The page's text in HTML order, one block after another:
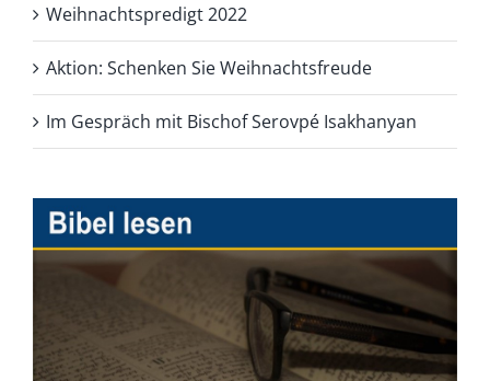
Weihnachtspredigt 2022
Aktion: Schenken Sie Weihnachtsfreude
Im Gespräch mit Bischof Serovpé Isakhanyan